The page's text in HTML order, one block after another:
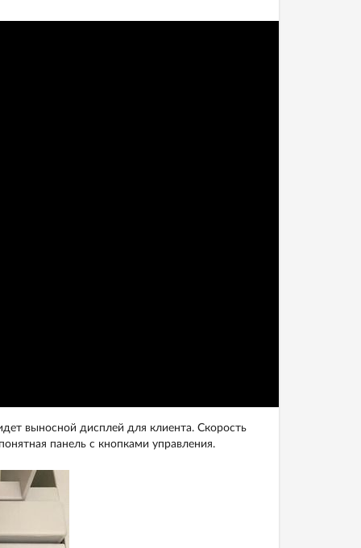
выносной дисплей для клиента. Скорость
панель с кнопками управления.